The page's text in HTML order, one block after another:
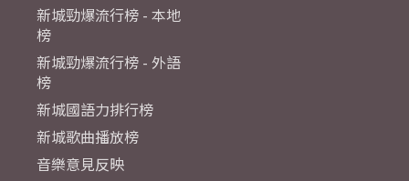
新城勁爆流行榜 - 本地
榜
新城勁爆流行榜 - 外語
榜
新城國語力排行榜
新城歌曲播放榜
音樂意見反映